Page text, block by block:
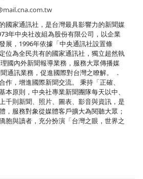
國家通訊社，是台灣最具影響力的新聞媒
年中央社改組為股份有限公司，以企業
展，1996年依據「中央通訊社設置條
位為全民共有的國家通訊社，獨立超然執
國內外新聞報導業務，服務大眾傳播媒
通訊業務，促進國際對台灣之瞭解。 ．
作，增進國際新聞交流。 秉持「正確、
本原則，中央社專業新聞團隊每天以中、
千則新聞、照片、圖表、影音與資訊，是
，服務對象從媒體客戶擴大為閱聽大眾；
胞與讀者，充分扮演「台灣之眼，世界之